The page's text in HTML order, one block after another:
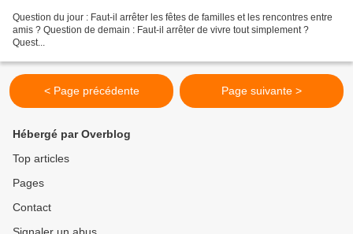
Question du jour : Faut-il arrêter les fêtes de familles et les rencontres entre
amis ? Question de demain : Faut-il arrêter de vivre tout simplement ?
Quest...
< Page précédente Page suivante >
Hébergé par Overblog
Top articles
Pages
Contact